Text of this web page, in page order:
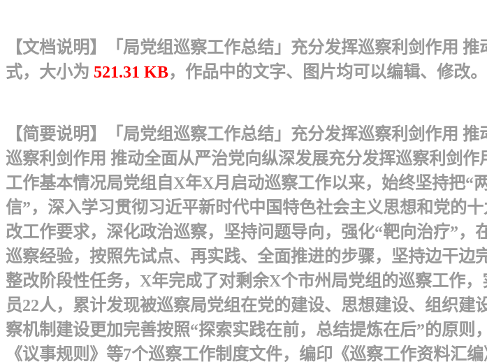
【文档说明】「局党组巡察工作总结」充分发挥巡察利剑作用
式，大小为 521.31 KB，作品中的文字、图片均可以编辑、修改。
【简要说明】「局党组巡察工作总结」充分发挥巡察利剑作用
巡察利剑作用 推动全面从严治党向纵深发展充分发挥巡察利剑
工作基本情况局党组自X年X月启动巡察工作以来，始终坚持把“
信”，深入学习贯彻习近平新时代中国特色社会主义思想和党的
改工作要求，深化政治巡察，坚持问题导向，强化“靶向治疗”
巡察经验，按照先试点、再实践、全面推进的步骤，坚持边干
整改阶段性任务，X年完成了对剩余X个市州局党组的巡察工作
员22人，累计发现被巡察局党组在党的建设、思想建设、组织
察机制建设更加完善按照“探索实践在前，总结提炼在后”的原则
《议事规则》等7个巡察工作制度文件，编印《巡察工作资料汇